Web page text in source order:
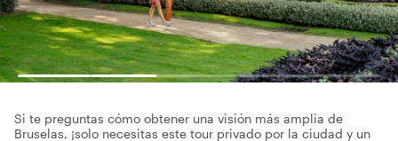
Si te preguntas cómo obtener una visión más amplia de
Bruselas, ¡solo necesitas este tour privado por la ciudad y un